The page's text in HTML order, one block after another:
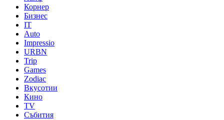
Корнер
Бизнес
IT
Auto
Impressio
URBN
Trip
Games
Zodiac
Вкусотии
Кино
TV
Събития